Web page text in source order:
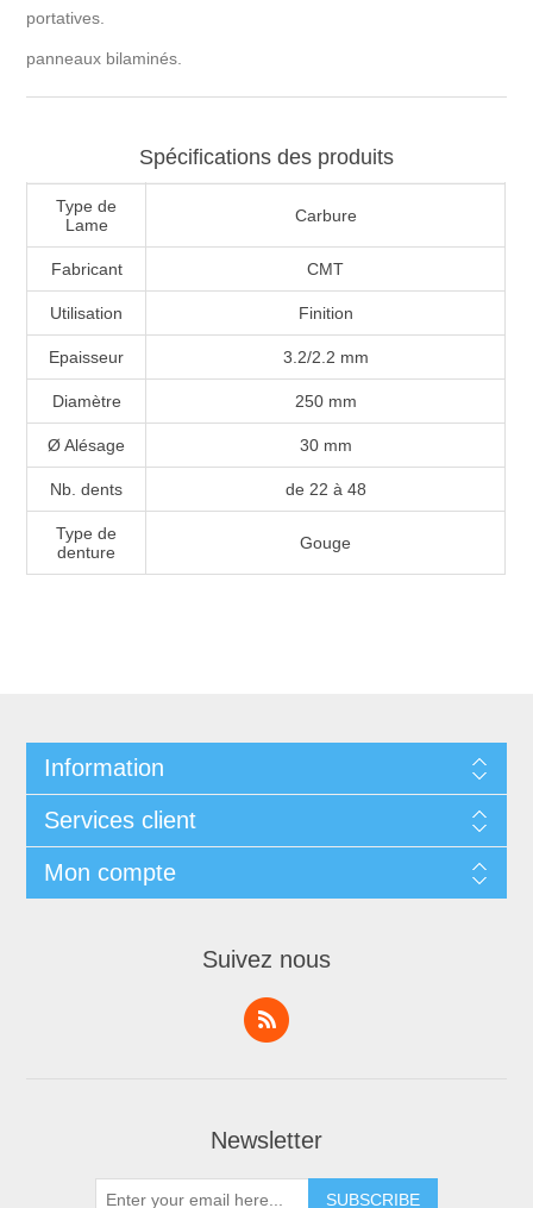
portatives.
panneaux bilaminés.
Spécifications des produits
Type de
Lame
Carbure
Fabricant CMT
Utilisation Finition
Epaisseur 3.2/2.2 mm
Diamètre 250 mm
Ø Alésage 30 mm
Nb. dents de 22 à 48
Type de
denture
Gouge
Information
Services client
Mon compte
Suivez nous
Newsletter